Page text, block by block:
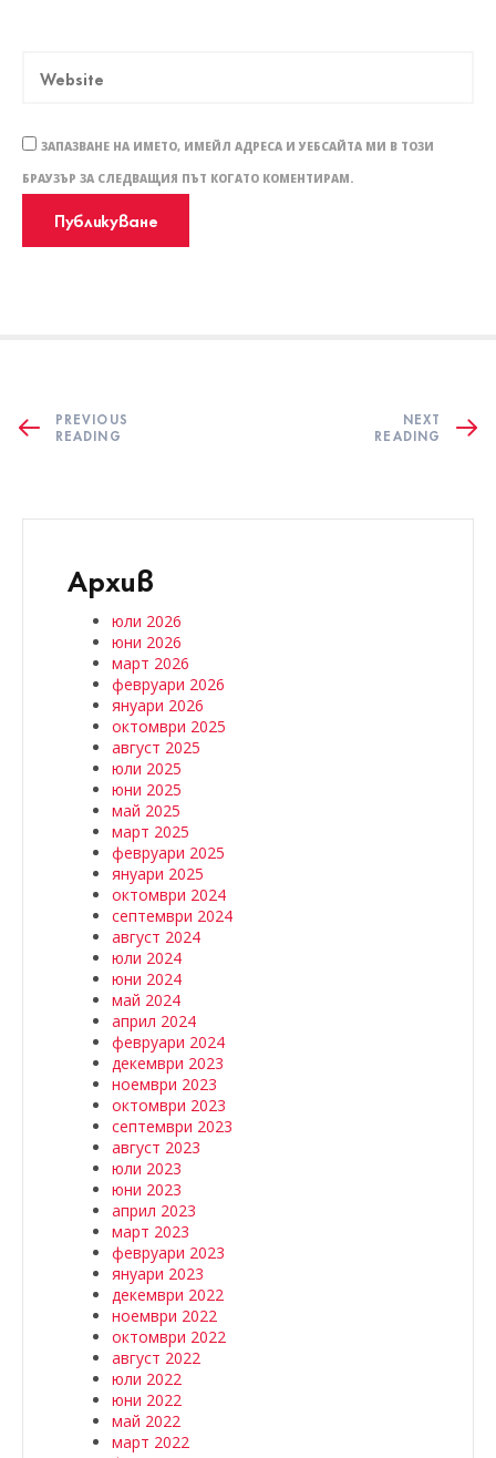
ЗАПАЗВАНЕ НА ИМЕТО, ИМЕЙЛ АДРЕСА И УЕБСАЙТА МИ В ТОЗИ
БРАУЗЪР ЗА СЛЕДВАЩИЯ ПЪТ КОГАТО КОМЕНТИРАМ.
PREVIOUS
READING
NEXT
READING
Архив
юли 2026
юни 2026
март 2026
февруари 2026
януари 2026
октомври 2025
август 2025
юли 2025
юни 2025
май 2025
март 2025
февруари 2025
януари 2025
октомври 2024
септември 2024
август 2024
юли 2024
юни 2024
май 2024
април 2024
февруари 2024
декември 2023
ноември 2023
октомври 2023
септември 2023
август 2023
юли 2023
юни 2023
април 2023
март 2023
февруари 2023
януари 2023
декември 2022
ноември 2022
октомври 2022
август 2022
юли 2022
юни 2022
май 2022
март 2022